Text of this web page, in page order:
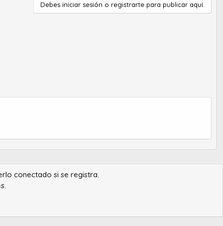
Debes iniciar sesión o registrarte para publicar aquí.
conectado si se registra.